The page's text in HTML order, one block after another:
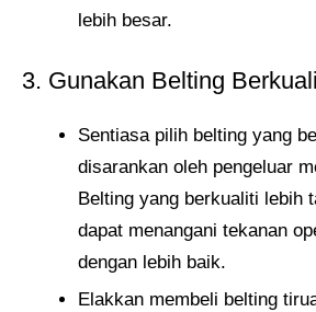
lebih besar.
3. Gunakan Belting
Sentiasa pilih belting yang
disarankan oleh pengeluar
Belting yang berkualiti lebih
dapat menangani tekanan
dengan lebih baik.
Elakkan membeli belting